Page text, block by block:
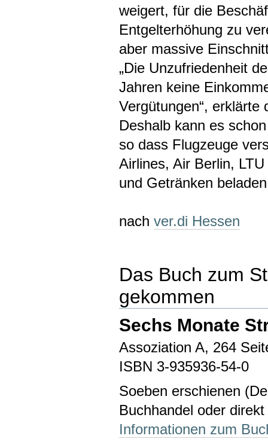
weigert, für die
Entgelterhöhung zu
aber massive
„Die Unzufriedenheit
Jahren keine
Vergütungen“,
Deshalb kann es
so dass Flugzeuge
Airlines, Air Berlin,
und Getränken
nachver.di Hessen
Das Buch zum
gekommen
Sechs Monate
Assoziation A, 264
ISBN 3-935936-54-0
Soeben erschienen
Buchhandel oder
Informationen zum